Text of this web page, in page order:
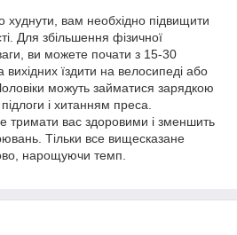
вам необхідно підвищити
Для збільшення фізичної
ви можете почати з 15-30
їздити на велосипеді або
можуть займатися зарядкою
і хитанням преса.
тримати вас здоровими і зменшить
Тільки все вищесказане
нарощуючи темп.